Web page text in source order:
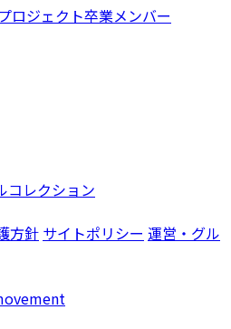
ロジェクト卒業メンバー
コレクション
方針 サイトポリシー 運営・グル